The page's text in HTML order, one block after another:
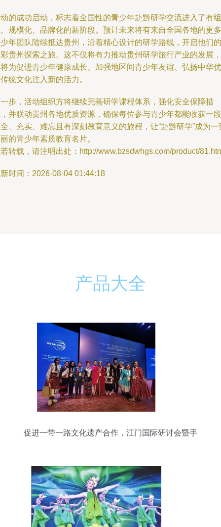
的成功启动，标志着全国性的青少年赴黔研学交流进入了有组
规模化、品牌化的新阶段。预计未来将有来自全国各地的更多
年团队陆续抵达贵州，沿着精心设计的研学路线，开启他们的
贵州探索之旅。这不仅将有力推动贵州研学旅行产业的发展，
为促进青少年健康成长、加强地区间青少年友谊、弘扬中华优
统文化注入新的活力。
步，活动组织方将继续完善研学课程体系，强化安全保障措
并联动贵州各地优质资源，确保每位参与青少年都能收获一段
、充实、难忘且有深刻教育意义的旅程，让“赴黔研学”成为一
的青少年素质教育名片。
转载，请注明出处：http://www.bzsdwhgs.com/product/
时间：2026-08-04 01:44:18
产品大全
促进一带一路文化遗产合作，江门国际研讨会暨手